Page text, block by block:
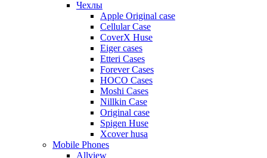
Чехлы
Apple Original case
Cellular Case
CoverX Huse
Eiger cases
Etteri Cases
Forever Cases
HOCO Cases
Moshi Cases
Nillkin Case
Original case
Spigen Huse
Xcover husa
Mobile Phones
Allview